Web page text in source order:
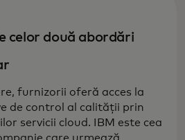
celor două abordări
furnizorii oferă acces la
de control al calității prin
servicii cloud. IBM este cea